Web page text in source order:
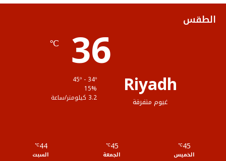
ك
ب
ر
م
ل
و
الطقس
Riyadh
غيوم متفرقة
36
℃
45º - 34º
15%
3.2 كيلومتر/ساعة
45
℃
الخميس
45
℃
الجمعة
44
℃
السبت